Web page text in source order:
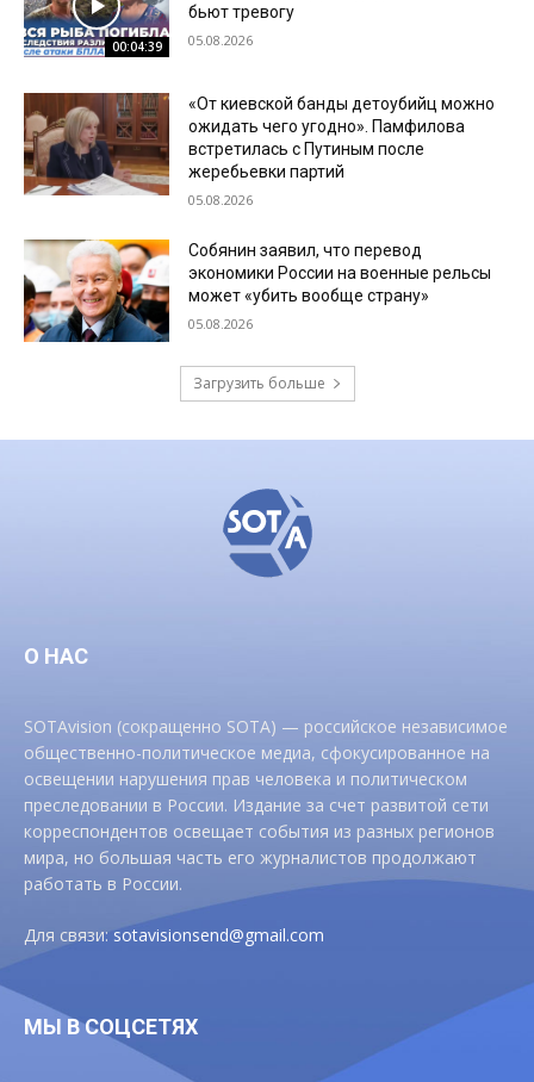
00:04:39
бьют тревогу
05.08.2026
«От киевской банды детоубийц можно
ожидать чего угодно». Памфилова
встретилась с Путиным после
жеребьевки партий
05.08.2026
Собянин заявил, что перевод
экономики России на военные рельсы
может «убить вообще страну»
05.08.2026
Загрузить больше
О НАС
SOTAvision (сокращенно SOTA) — российское независимое
общественно-политическое медиа, сфокусированное на
освещении нарушения прав человека и политическом
преследовании в России. Издание за счет развитой сети
корреспондентов освещает события из разных регионов
мира, но большая часть его журналистов продолжают
работать в России.
Для связи:sotavisionsend@gmail.com
МЫ В СОЦСЕТЯХ